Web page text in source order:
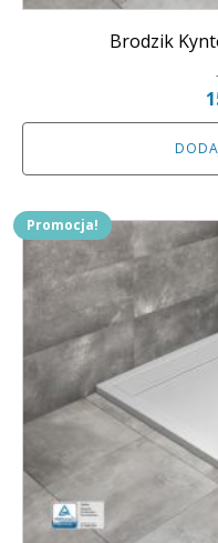
Brodzik
Promocja!